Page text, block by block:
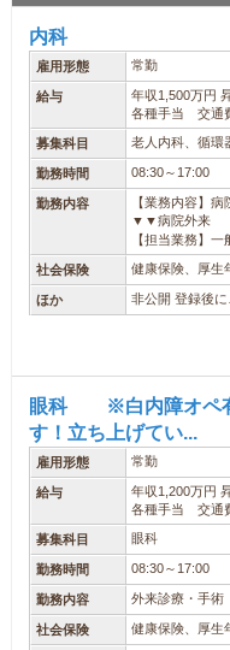
内科
雇用形態 常勤
給与
年収1,500万円
各種手当 交通
募集科目 老人内科、循環
勤務時間 08:30～17:00
勤務内容
【業務内容】病
▼▼病院外来
【担当業務】
社会保険 健康保険、厚生
ほか 非公開 登録後に
眼科 ※白内障オペ
す！立ち上げてい...
雇用形態 常勤
給与
年収1,200万円
各種手当 交通
募集科目 眼科
勤務時間 08:30～17:00
勤務内容 外来診療・手術
社会保険 健康保険、厚生